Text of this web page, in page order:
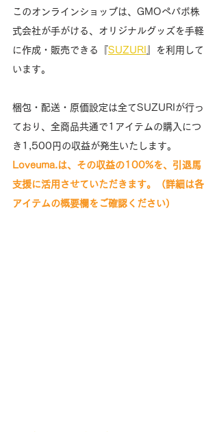
このオンラインショップは、GMOペパボ株
式会社が手がける、オリジナルグッズを手軽
に作成・販売できる『SUZURI
』を利用して
います。
梱包・配送・原価設定は全てSUZURIが行っ
ており、全商品共通で1アイテムの購入につ
き1,500円の収益が発生いたします。
Loveuma.は、その収益の100%を、引退馬
支援に活用させていただきます。（詳細は各
アイテムの概要欄をご確認ください）